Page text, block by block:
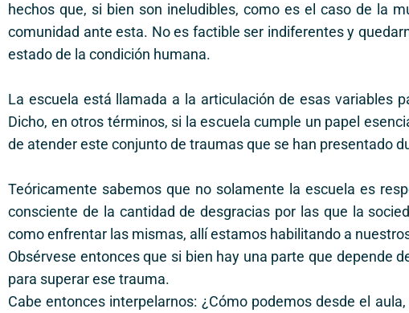
hechos que, si bien son ineludibles, como es el caso de la
comunidad ante esta. No es factible ser indiferentes y
estado de la condición humana.
La escuela está llamada a la articulación de esas variables
Dicho, en otros términos, si la escuela cumple un papel
de atender este conjunto de traumas que se han presentado
Teóricamente sabemos que no solamente la escuela es
consciente de la cantidad de desgracias por las que la
como enfrentar las mismas, allí estamos habilitando a
Obsérvese entonces que si bien hay una parte que depende
para superar ese trauma.
Cabe entonces interpelarnos: ¿Cómo podemos desde el